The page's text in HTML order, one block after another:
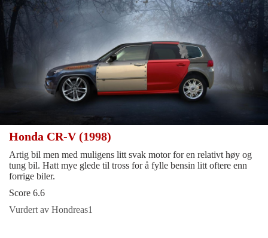
Honda CR-V (1998)
Artig bil men med muligens litt svak motor for en relativt høy og
tung bil. Hatt mye glede til tross for å fylle bensin litt oftere enn
forrige biler.
Score 6.6
Vurdert av Hondreas1